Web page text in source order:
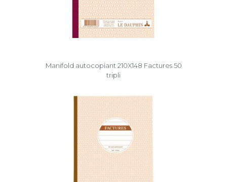
Manifold autocopiant 210X148 Factures 50
tripli